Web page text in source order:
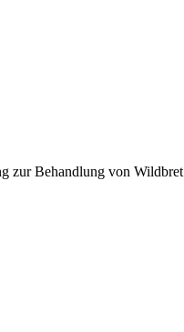
zur Behandlung von Wildbret